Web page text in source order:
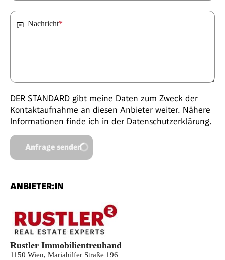
Nachricht*
DER STANDARD gibt meine Daten zum Zweck der
Kontaktaufnahme an diesen Anbieter weiter. Nähere
Informationen finde ich in der Datenschutzerklärung.
Anfrage senden
ANBIETER:IN
Rustler Immobilientreuhand
1150 Wien, Mariahilfer Straße 196